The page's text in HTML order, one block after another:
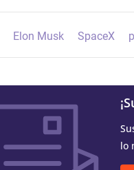
Elon Musk SpaceX
lo